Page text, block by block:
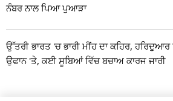
ਨੰਬਰ ਨਾਲ ਪਿਆ ਪੁਆੜਾ
ਉੱਤਰੀ ਭਾਰਤ 'ਚ ਭਾਰੀ ਮੀਂਹ ਦਾ ਕਹਿਰ, ਹਰਿਦੁਆਰ
ਉਫਾਨ 'ਤੇ, ਕਈ ਸੂਬਿਆਂ ਵਿੱਚ ਬਚਾਅ ਕਾਰਜ ਜਾਰੀ